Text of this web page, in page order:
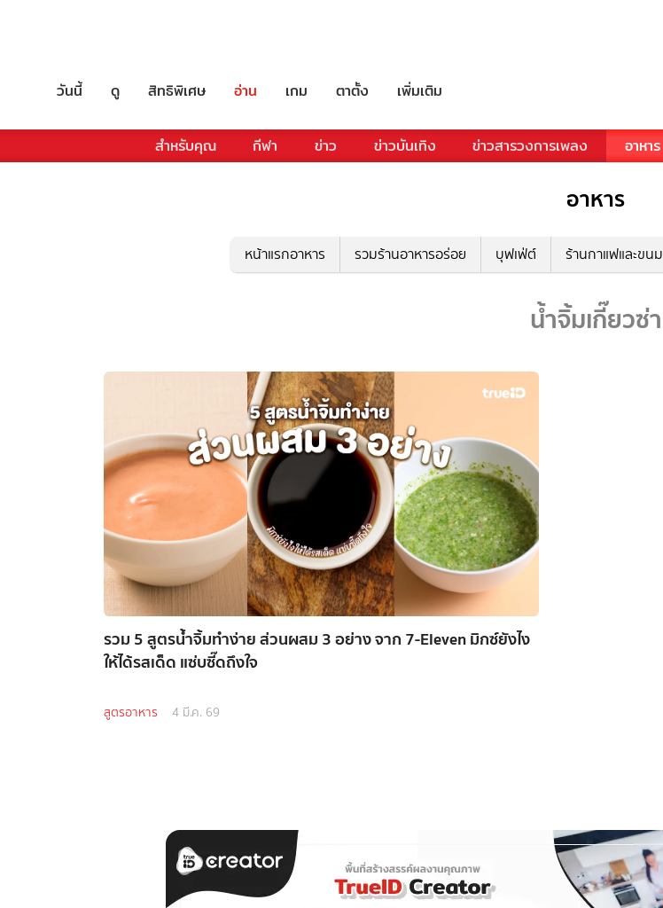
วันนี้ ดู สิทธิพิเศษ อ่าน เกม ตาตั้ง เพิ่มเติม
สำหรับคุณ กีฬา ข่าว ข่าวบันเทิง ข่าวสารวงการเพลง อาหาร
อาหาร
หน้าแรกอาหาร รวมร้านอาหารอร่อย บุฟเฟ่ต์ ร้านกาแฟและขนม
น้ำจิ้มเกี๊ยวซ่า
รวม 5 สูตรน้ำจิ้มทำง่าย ส่วนผสม 3 อย่าง จาก 7-Eleven มิกซ์ยังไง
ให้ได้รสเด็ด แซ่บซี๊ดถึงใจ
สูตรอาหาร 4 มี.ค. 69